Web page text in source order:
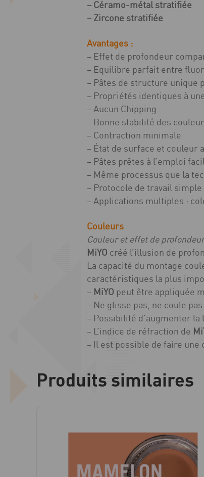
– Céramo-métal stratifiée
– Zircone stratifiée
Avantages :
– Effet de profondeur
– Equilibre parfait entre
– Pâtes de structure unique
– Propriétés identiques à
– Aucun Chipping
– Bonne stabilité des
– Contraction minimale
– État de surface et couleur
– Pâtes prêtes à l’emploi
– Même processus que la
– Protocole de travail
– Applications multiples :
Couleurs
Couleur et effet de
MiYO créé l’illusion de
La capacité du montage
caractéristiques la plus
– MiYO peut être appliquée
– Ne glisse pas, ne coule pas
– Possibilité d’augmenter
– L’indice de réfraction de
– Il est possible de faire
Produits similaires